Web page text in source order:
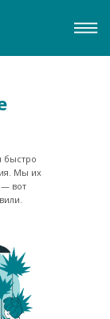
быстро
Мы их
вот